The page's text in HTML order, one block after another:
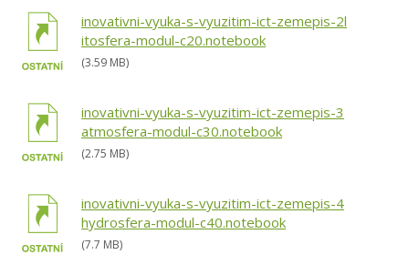
inovativni-vyuka-s-vyuzitim-ict-zemepis-2l
itosfera-modul-c20.notebook
(3.59 MB)
inovativni-vyuka-s-vyuzitim-ict-zemepis-3
atmosfera-modul-c30.notebook
(2.75 MB)
inovativni-vyuka-s-vyuzitim-ict-zemepis-4
hydrosfera-modul-c40.notebook
(7.7 MB)